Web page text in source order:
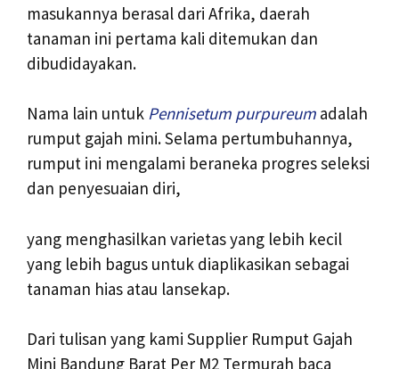
masukannya berasal dari Afrika, daerah
tanaman ini pertama kali ditemukan dan
dibudidayakan.
Nama lain untuk Pennisetum purpureum adalah
rumput gajah mini. Selama pertumbuhannya,
rumput ini mengalami beraneka progres seleksi
dan penyesuaian diri,
yang menghasilkan varietas yang lebih kecil
yang lebih bagus untuk diaplikasikan sebagai
tanaman hias atau lansekap.
Dari tulisan yang kami Supplier Rumput Gajah
Mini Bandung Barat Per M2 Termurah baca